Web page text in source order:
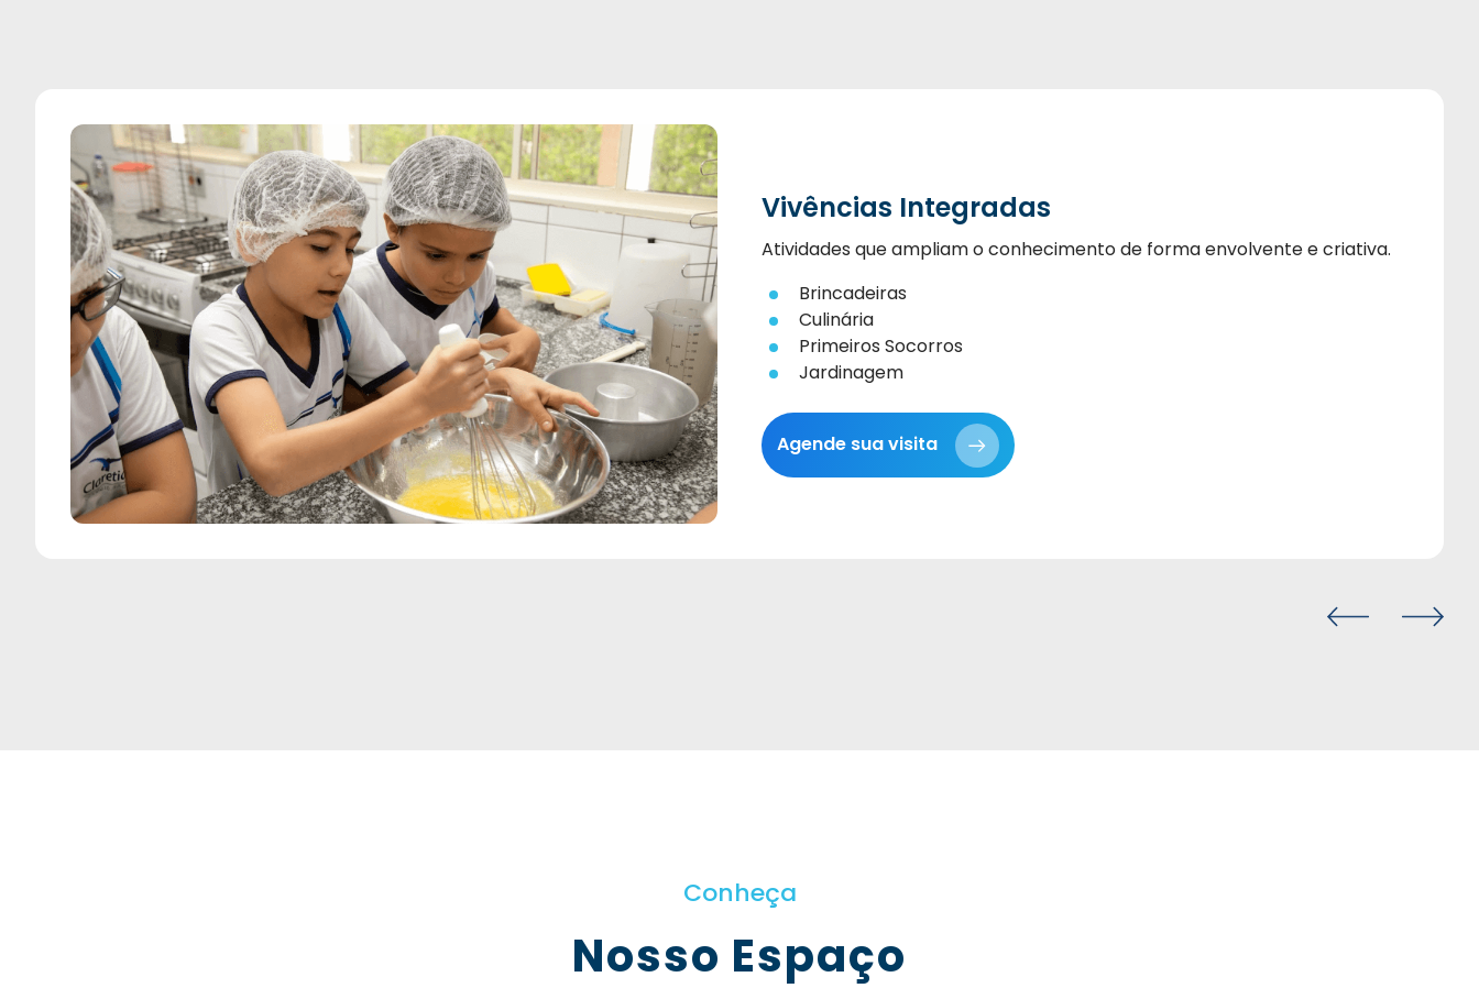
Vivências Integradas
Atividades que ampliam o conhecimento de forma envolvente e criativa.
Brincadeiras
Culinária
Primeiros Socorros
Jardinagem
Agende sua visita
Conheça
Nosso Espaço